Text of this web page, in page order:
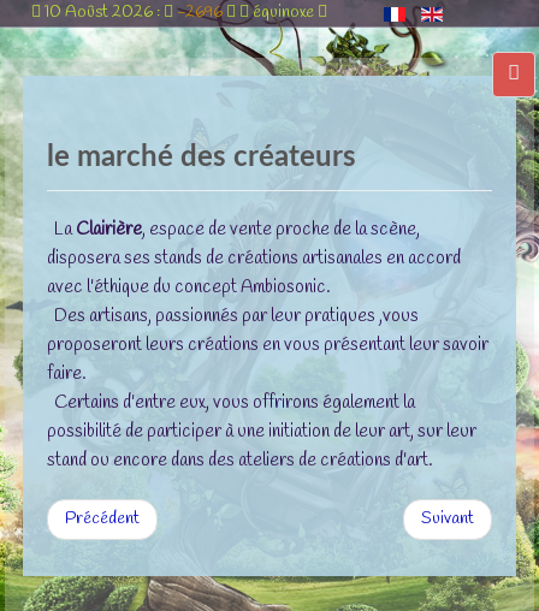
10 Aoûst 2026 : -2696 équinoxe
le marché des créateurs
LaClairière, espace de vente proche de la scène,
disposera ses stands de créations artisanales en accord
avec l'éthique du concept Ambiosonic.
Des artisans, passionnés par leur pratiques ,vous
proposeront leurs créations en vous présentant leur savoir
faire.
Certains d'entre eux, vous offrirons également la
possibilité de participer à une initiation de leur art, sur leur
stand ou encore dans des ateliers de créations d'art.
Précédent Suivant